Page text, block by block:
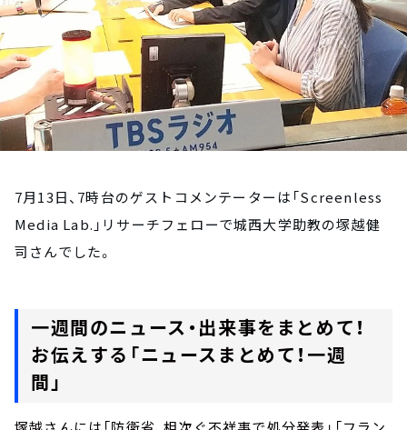
7月13日、7時台のゲストコメンテーターは「Screenless
Media Lab.」リサーチフェローで城西大学助教の塚越健
司さんでした。
一週間のニュース・出来事をまとめて！
お伝えする「ニュースまとめて！一週
間」